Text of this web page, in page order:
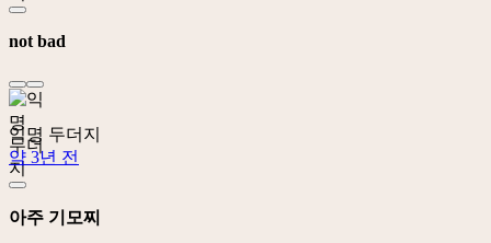
not bad
익명 두더지
약 3년 전
아주 기모찌